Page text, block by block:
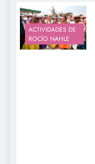
ACTIVIDADES DE
ROCÍO NAHLE